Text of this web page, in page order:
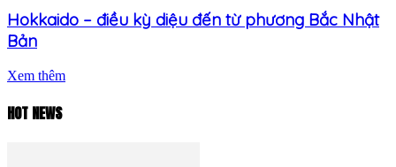
Hokkaido – điều kỳ diệu đến từ phương Bắc Nhật
Bản
Xem thêm
HOT NEWS